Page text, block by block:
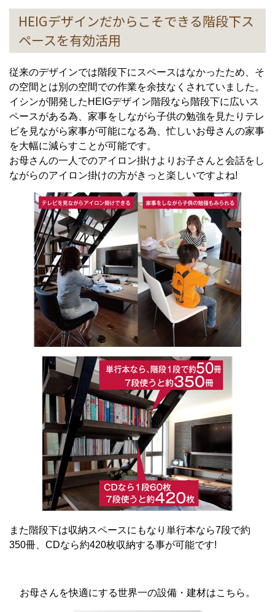
HEIGデザインだからこそできる階段下ス
ペースを有効活用
従来のデザインでは階段下にスペースはなかったため、そ
の空間とは別の空間での作業を余技なくされていました。
イシンが開発したHEIGデザイン階段なら階段下に広いス
ペースがある為、家事をしながら子供の勉強を見たりテレ
ビを見ながら家事が可能になる為、忙しいお母さんの家事
を大幅に減らすことが可能です。
お母さんの一人でのアイロン掛けよりお子さんと会話をし
ながらのアイロン掛けの方がきっと楽しいですよね!
また階段下は収納スペースにもなり単行本なら7段で約
350冊、CDなら約420枚収納する事が可能です!
お母さんを快適にする世界一の設備・建材はこちら。